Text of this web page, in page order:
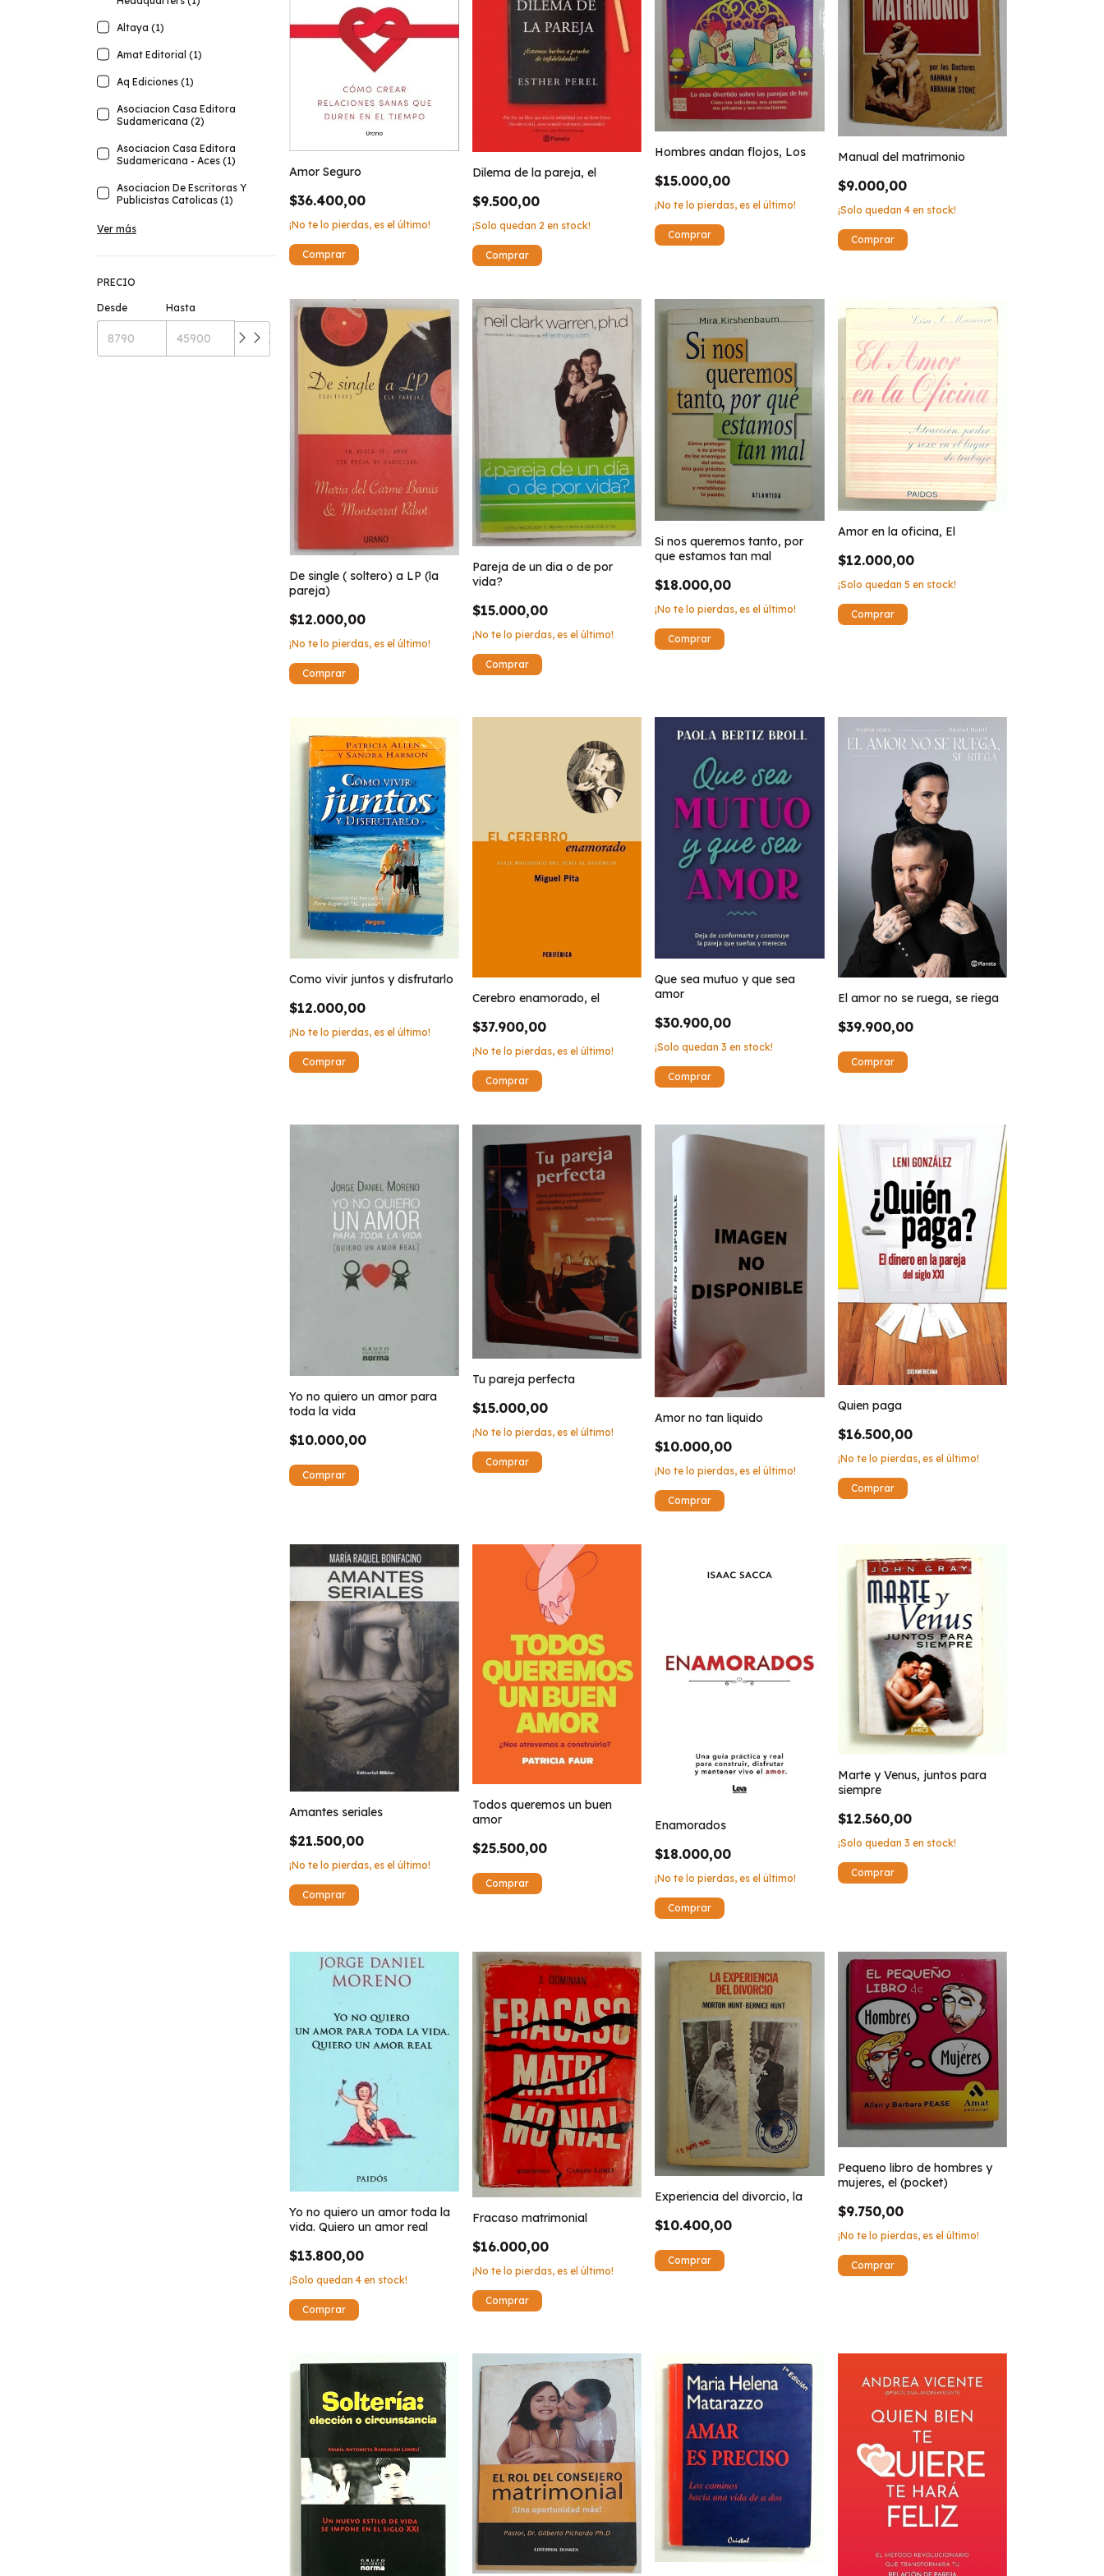
Altaya (1)
Amat Editorial (1)
Aq Ediciones (1)
Asociacion Casa Editora
Sudamericana (2)
Asociacion Casa Editora
Sudamericana - Aces (1)
Asociacion De Escritoras Y
Publicistas Catolicas (1)
Ver más
PRECIO
Desde Hasta
Amor Seguro
$36.400,00
¡No te lo pierdas, es el último!
Dilema de la pareja, el
$9.500,00
¡Solo quedan 2en stock!
Hombres andan flojos, Los
$15.000,00
¡No te lo pierdas, es el último!
Manual del matrimonio
$9.000,00
¡Solo quedan 4en stock!
De single ( soltero) a LP (la
pareja)
$12.000,00
¡No te lo pierdas, es el último!
Pareja de un dia o de por
vida?
$15.000,00
¡No te lo pierdas, es el último!
Si nos queremos tanto, por
que estamos tan mal
$18.000,00
¡No te lo pierdas, es el último!
Amor en la oficina, El
$12.000,00
¡Solo quedan 5 en stock!
Como vivir juntos y disfrutarlo
$12.000,00
¡No te lo pierdas, es el último!
Cerebro enamorado, el
$37.900,00
¡No te lo pierdas, es el último!
Que sea mutuo y que sea
amor
$30.900,00
¡Solo quedan3 en stock!
El amor no se ruega, se riega
$39.900,00
Yo no quiero un amor para
toda la vida
$10.000,00
Tu pareja perfecta
$15.000,00
¡No te lo pierdas, es el último!
Amor no tan liquido
$10.000,00
¡No te lo pierdas, es el último!
Quien paga
$16.500,00
¡No te lo pierdas, es el último!
Amantes seriales
$21.500,00
¡No te lo pierdas, es el último!
Todos queremos un buen
amor
$25.500,00
Enamorados
$18.000,00
¡No te lo pierdas, es el último!
Marte y Venus, juntos para
siempre
$12.560,00
¡Solo quedan 3 en stock!
Yo no quiero un amor toda la
vida. Quiero un amor real
$13.800,00
¡Solo quedan4 en stock!
Fracaso matrimonial
$16.000,00
¡No te lo pierdas, es el último!
Experiencia del divorcio, la
$10.400,00
Pequeno libro de hombres y
mujeres, el (pocket)
$9.750,00
¡No te lo pierdas, es el último!